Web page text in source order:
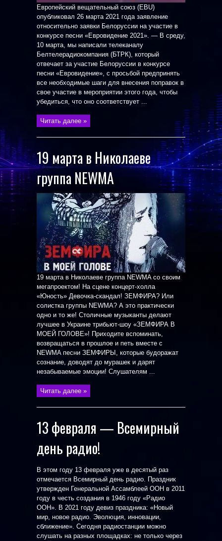
Европейский вещательный союз (EBU)
опубликовал 26 марта 2021 года заявление
относительно заявки Белоруссии на участие в
конкурсе песни «Евровидение 2021». — В среду,
10 марта, мы написали телеканалу
Белтелерадиокомпания (БТРК), который
отвечает за участие Белоруссии в конкурсе
песни «Евровидение», с просьбой предпринять
все необходимые шаги для внесения поправок в
свое участие в мероприятии этого года, чтобы
убедиться, что оно соответствует ...
Читать далее »
19 марта в Николаеве
группа NEWMA
19 марта в Николаеве группа NEWMA со своим
мегапроектом! На сцене концерт-холла
«Юность» Девочка-скандал! ЗЕМФИРА? Или
солистка группы NEWMA? А это практически
одно и то же! Столичные музыканты делают
лучшее в Украине трибьют-шоу «ЗЕМФИРА В
МОЕЙ ГОЛОВЕ»! Приходите вспоминать,
возвращаться в прошлое и петь вместе с
NEWMA песни ЗЕМФИРЫ, которые будоражат
сознание, доводят до мурашек и дарят
незабываемые эмоции! Слушателям ...
Читать далее »
13 февраля — Всемирный
день радио!
В этом году 13 февраля уже в десятый раз
отмечается Всемирный день радио. Праздник
утвержден Генеральной Ассамблеей ООН в 2011
году в честь создания в 1946 году «Радио
ООН». В 2021 году девиз праздника: «Новый
мир, новое радио. Эволюция, инновации,
сближение». Сегодня радиостанции можно
слушать на разных площадках: не только через